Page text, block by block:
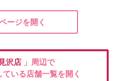
ージを開く
沢店 」周辺で
いる店舗一覧を開く